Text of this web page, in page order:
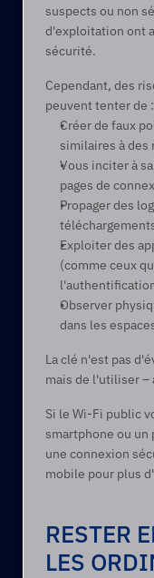
suspects ou non
d'exploitation ont
sécurité.
Cependant, des
peuvent tenter de :
Créer de faux
similaires à des
Vous inciter à
pages de
Propager des
Exploiter des
(comme ceux
Observer
dans les
La clé n'est pas
mais de l'utiliser –
Si le Wi-Fi public
smartphone ou
une connexion
mobile pour plus
RESTER
LES